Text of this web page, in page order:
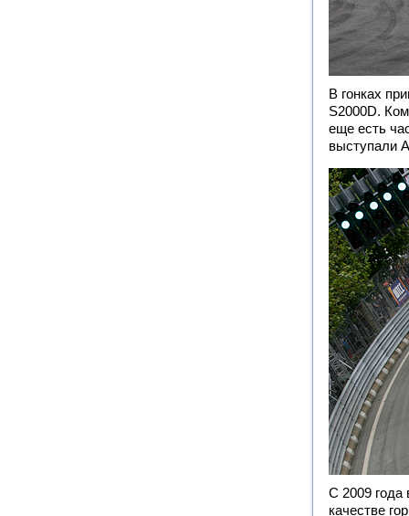
В гонках
S2000D.
еще есть
выступали
С 2009 года
качестве